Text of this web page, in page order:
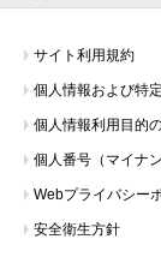
サイト利用規約
個人情報および特
個人情報利用目的
個人番号（マイナ
Webプライバシー
安全衛生方針